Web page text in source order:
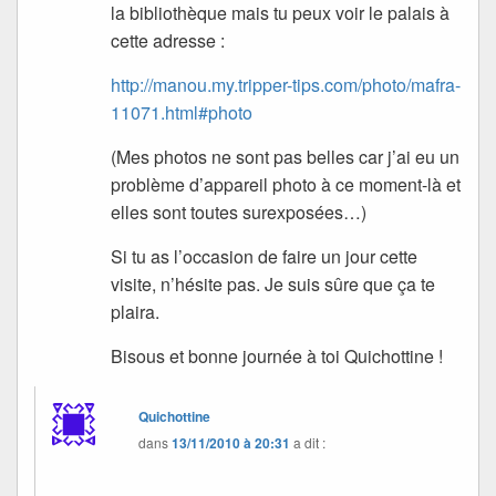
la bibliothèque mais tu peux voir le palais à
cette adresse :
http://manou.my.tripper-tips.com/photo/mafra-
11071.html#photo
(Mes photos ne sont pas belles car j’ai eu un
problème d’appareil photo à ce moment-là et
elles sont toutes surexposées…)
Si tu as l’occasion de faire un jour cette
visite, n’hésite pas. Je suis sûre que ça te
plaira.
Bisous et bonne journée à toi Quichottine !
Quichottine
dans13/11/2010 à 20:31 a dit :